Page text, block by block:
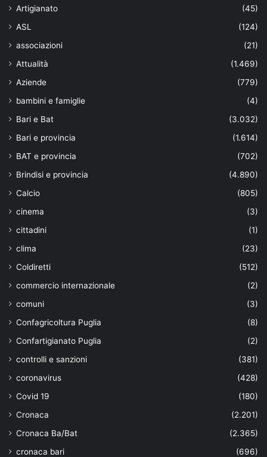
Artigianato
(45)
ASL
(124)
associazioni
(21)
Attualità
(1.469)
Aziende
(779)
bambini e famiglie
(4)
Bari e Bat
(3.032)
Bari e provincia
(1.614)
BAT e provincia
(702)
Brindisi e provincia
(4.890)
Calcio
(805)
cinema
(3)
cittadini
(1)
clima
(23)
Coldiretti
(512)
commercio internazionale
(2)
comuni
(3)
Confagricoltura Puglia
(8)
Confartigianato Puglia
(2)
controlli e sanzioni
(381)
coronavirus
(428)
Covid 19
(180)
Cronaca
(2.201)
Cronaca Ba/Bat
(2.365)
cronaca bari
(696)